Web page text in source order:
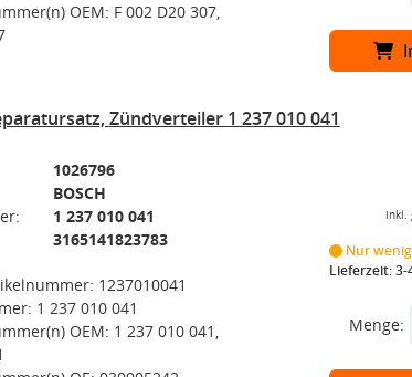
OEM: F 002 D20 307,
Zündverteiler 1 237 010 041
1026796
BOSCH
1 237 010 041
3165141823783
1237010041
1 237 010 041
OEM: 1 237 010 041,
inkl.
Nur
Lieferzeit: 3-
Menge: